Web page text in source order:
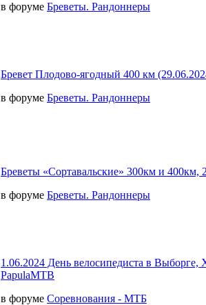
в форуме Бреветы. Рандоннеры
Бревет Плодово-ягодный 400 км
в форуме Бреветы. Рандоннеры
Бреветы «Сортавальские» 300км и 400км,
в форуме Бреветы. Рандоннеры
1.06.2024 День велосипедиста в Выборге,
PapulaMTB
в форуме Соревнования - МТБ